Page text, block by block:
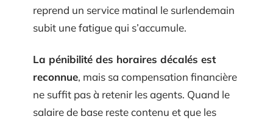
reprend un service matinal le surlendemain
subit une fatigue qui s’accumule.
La pénibilité des horaires décalés est
reconnue, mais sa compensation financière
ne suffit pas à retenir les agents. Quand le
salaire de base reste contenu et que les